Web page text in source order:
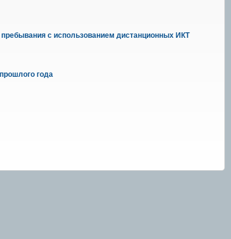
с использованием дистанционных ИКТ
года